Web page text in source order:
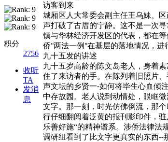
积分
2756
收听
TA
发消
息
访客到来
城厢区人大常委会副主任王乌妹、
声打破了古厝的宁静。这不是一次
镇与华林经济开发区的代表，都在
侨"两法一例 "在基层的落地情况，进
九十五发的讲述
九十五岁高龄的陈文岛老人，身着
住了来访者的手。在陈列着旧照片
声文坛的乡贤一-如何将毕生心血倾
中存故园。老人说到动情处，眼眶
文字。那一刻，时光仿佛倒流，那
行仔细翻阅着泛黄的报刊影印件，
乐善好施“的精神谱系。涉侨法律法
调研组看到了比文字更真实的东西--